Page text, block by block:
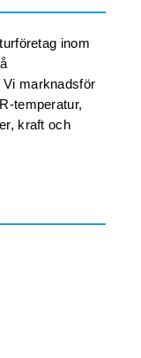
inom
marknadsför
temperatur,
kraft och